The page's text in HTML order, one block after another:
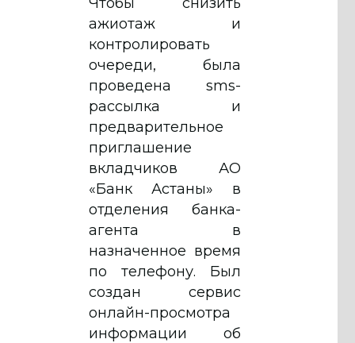
ажиотаж и
контролировать
очереди, была
проведена sms-
рассылка и
предварительное
приглашение
вкладчиков АО
«Банк Астаны» в
отделения банка-
агента в
назначенное время
по телефону. Был
создан сервис
онлайн-просмотра
информации об